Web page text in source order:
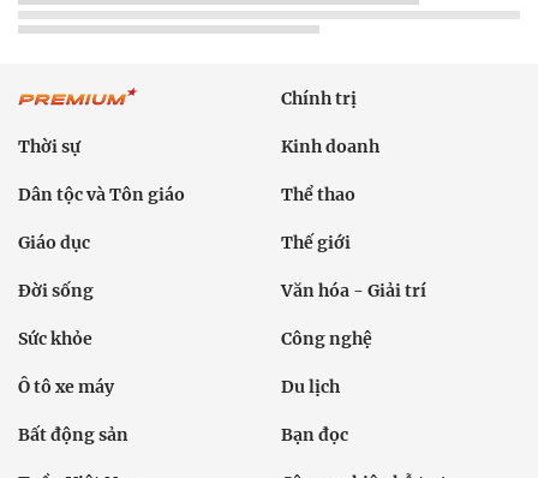
Chính trị
Thời sự Kinh doanh
Dân tộc và Tôn giáo Thể thao
Giáo dục Thế giới
Đời sống Văn hóa - Giải trí
Sức khỏe Công nghệ
Ô tô xe máy Du lịch
Bất động sản Bạn đọc